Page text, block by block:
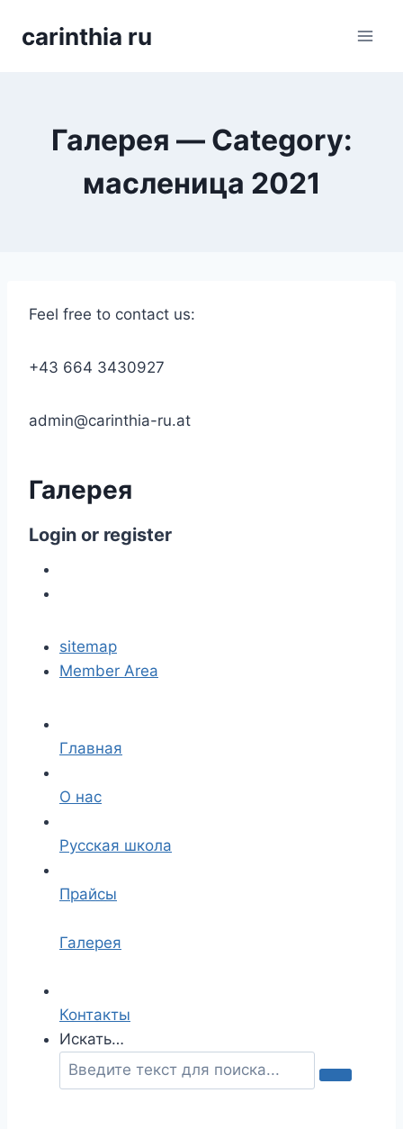
carinthia ru
Галерея — Category:
масленица 2021
Feel free to contact us:
+43 664 3430927
admin@carinthia-ru.at
Галерея
Login or register
sitemap
Member Area
Главная
О нас
Русская школа
Прайсы
Галерея
Контакты
Искать…